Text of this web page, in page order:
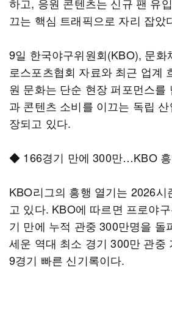
끄는 핵심 트래픽으로 자리 잡았
9일 한국야구위원회(KBO), 문화
로스포츠협회 자료와 최근 업계
원 문화는 단순 현장 퍼포먼스를
과 콘텐츠 소비를 이끄는 독립
장되고 있다.
◆ 166경기 만에 300만…KBO
KBO리그의 흥행 열기는 2026시
고 있다. KBO에 따르면 프로야
기 만에 누적 관중 300만명을 돌
세운 역대 최소 경기 300만 관중
9경기 빠른 신기록이다.